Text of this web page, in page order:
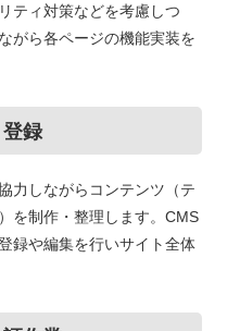
ティ対策などを考慮しつ
がら各ページの機能実装を
録
力しながらコンテンツ（テ
を制作・整理します。CMS
録や編集を行いサイト全体